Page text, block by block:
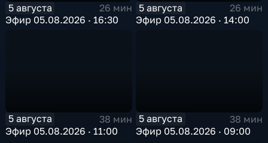
5 августа
26 мин
Эфир 05.08.2026 · 16:30
5 августа
26 мин
Эфир 05.08.2026 · 14:00
5 августа
38 мин
Эфир 05.08.2026 · 11:00
5 августа
38 мин
Эфир 05.08.2026 · 09:00